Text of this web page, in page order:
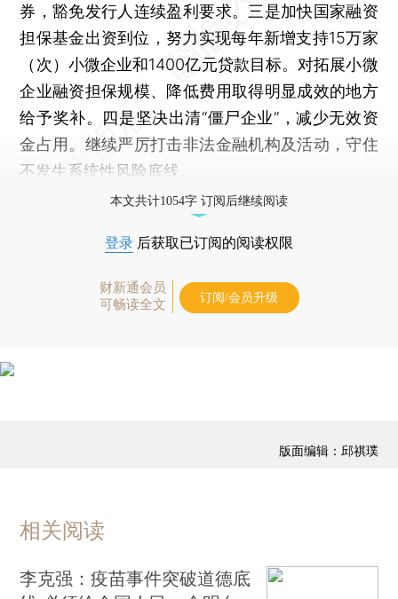
券，豁免发行人连续盈利要求。三是加快国家融资
担保基金出资到位，努力实现每年新增支持15万家
（次）小微企业和1400亿元贷款目标。对拓展小微
企业融资担保规模、降低费用取得明显成效的地方
给予奖补。四是坚决出清“僵尸企业”，减少无效资
金占用。继续严厉打击非法金融机构及活动，守住
不发生系统性风险底线。
本文共计1054字 订阅后继续阅读
登录 后获取已订阅的阅读权限
财新通会员
可畅读全文
订阅/会员升级
版面编辑：邱祺璞
相关阅读
李克强：疫苗事件突破道德底